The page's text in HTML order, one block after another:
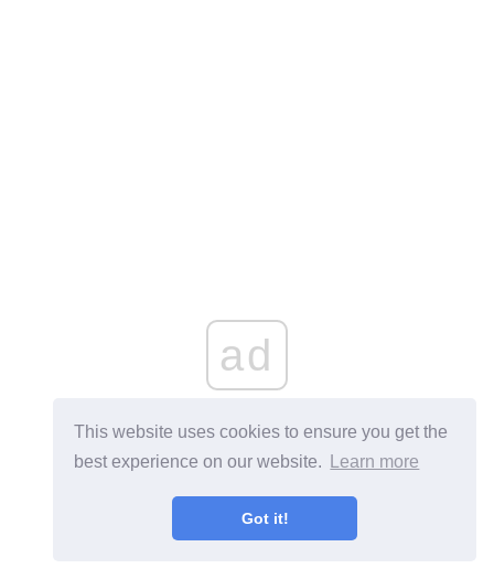
This website uses cookies to ensure you get the
best experience on our website.
Learn more
Got it!
ad